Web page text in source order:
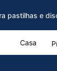
pastilhas e
Casa